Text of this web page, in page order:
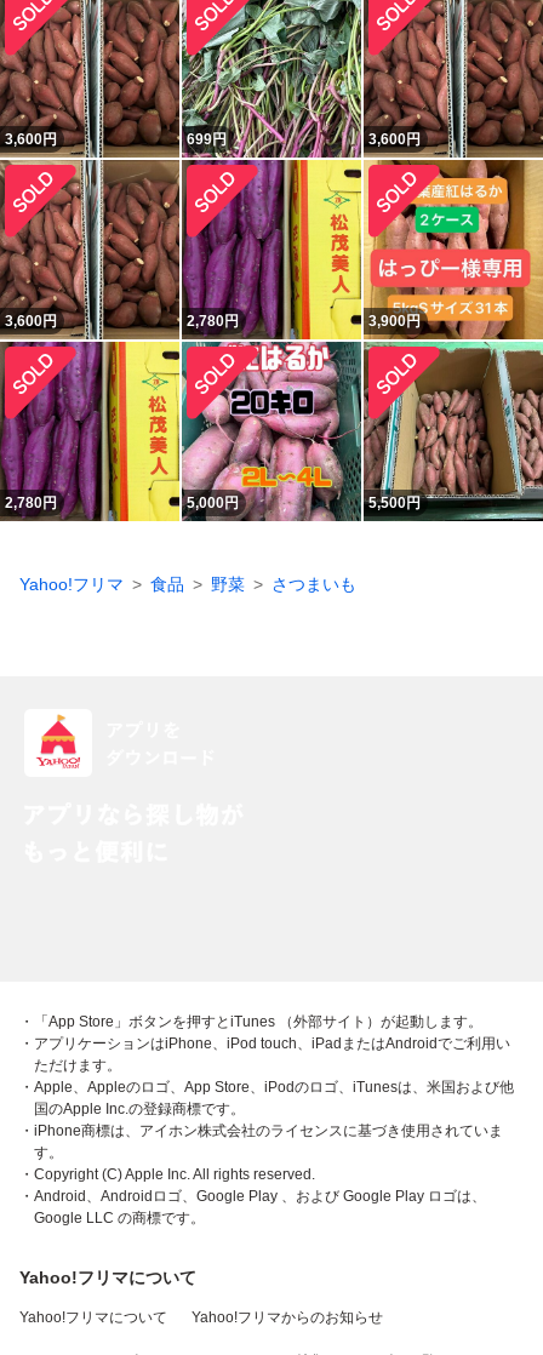
3,600円 699円 3,600円
3,600円 2,780円 3,900円
2,780円 5,000円 5,500円
Yahoo!フリマ 食品 野菜 さつまいも
・「App Store」ボタンを押すとiTunes （外部サイト）が起動します。
・アプリケーションはiPhone、iPod touch、iPadまたはAndroidでご利用い
ただけます。
・Apple、Appleのロゴ、App Store、iPodのロゴ、iTunesは、米国および他
国のApple Inc.の登録商標です。
・iPhone商標は、アイホン株式会社のライセンスに基づき使用されていま
す。
・Copyright (C) Apple Inc. All rights reserved.
・Android、Androidロゴ、Google Play 、および Google Play ロゴは、
Google LLC の商標です。
Yahoo!フリマについて
Yahoo!フリマについて Yahoo!フリマからのお知らせ